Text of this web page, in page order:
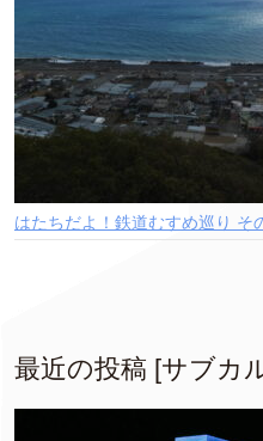
はたちだよ！鉄道むすめ巡り そ
最近の投稿 [サブカ